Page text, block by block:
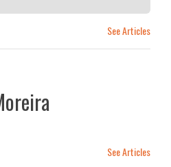
See Articles
See Articles